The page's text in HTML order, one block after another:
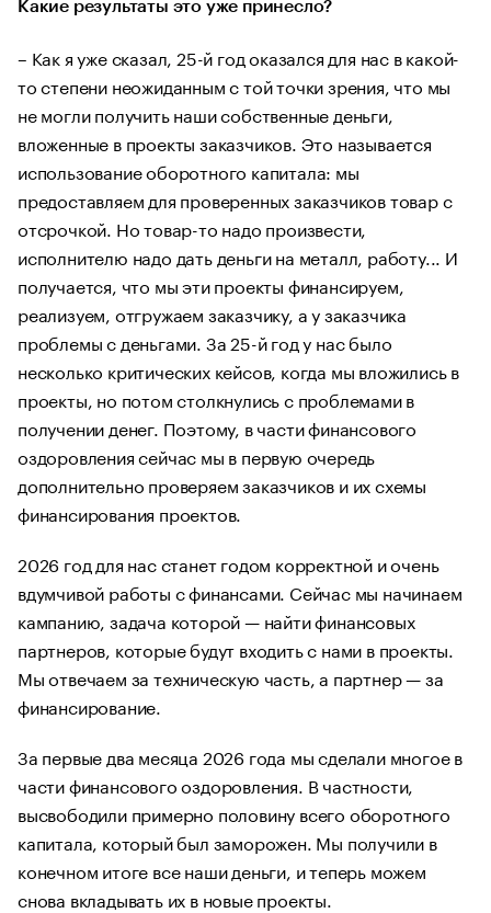
Какие результаты это уже принесло?
– Как я уже сказал, 25-й год оказался для нас в какой-
то степени неожиданным с той точки зрения, что мы
не могли получить наши собственные деньги,
вложенные в проекты заказчиков. Это называется
использование оборотного капитала: мы
предоставляем для проверенных заказчиков товар с
отсрочкой. Но товар-то надо произвести,
исполнителю надо дать деньги на металл, работу... И
получается, что мы эти проекты финансируем,
реализуем, отгружаем заказчику, а у заказчика
проблемы с деньгами. За 25-й год у нас было
несколько критических кейсов, когда мы вложились в
проекты, но потом столкнулись с проблемами в
получении денег. Поэтому, в части финансового
оздоровления сейчас мы в первую очередь
дополнительно проверяем заказчиков и их схемы
финансирования проектов.
2026 год для нас станет годом корректной и очень
вдумчивой работы с финансами. Сейчас мы начинаем
кампанию, задача которой — найти финансовых
партнеров, которые будут входить с нами в проекты.
Мы отвечаем за техническую часть, а партнер — за
финансирование.
За первые два месяца 2026 года мы сделали многое в
части финансового оздоровления. В частности,
высвободили примерно половину всего оборотного
капитала, который был заморожен. Мы получили в
конечном итоге все наши деньги, и теперь можем
снова вкладывать их в новые проекты.